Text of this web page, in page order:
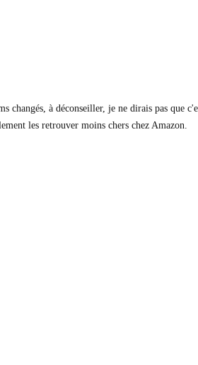
changés, à déconseiller, je ne dirais pas que
les retrouver moins chers chez Amazon.